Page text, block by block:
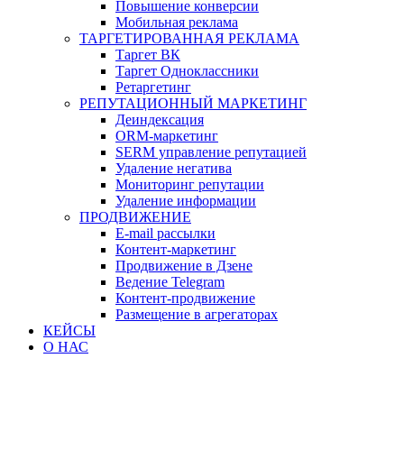
Повышение конверсии
Мобильная реклама
ТАРГЕТИРОВАННАЯ РЕКЛАМА
Таргет ВК
Таргет Одноклассники
Ретаргетинг
РЕПУТАЦИОННЫЙ МАРКЕТИНГ
Деиндексация
ORM-маркетинг
SERM управление репутацией
Удаление негатива
Мониторинг репутации
Удаление информации
ПРОДВИЖЕНИЕ
E-mail рассылки
Контент-маркетинг
Продвижение в Дзене
Ведение Telegram
Контент-продвижение
Размещение в агрегаторах
КЕЙСЫ
О НАС